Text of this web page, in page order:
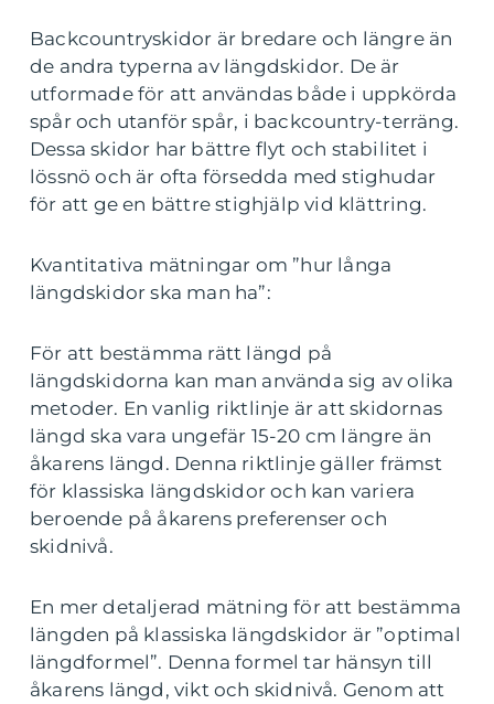
Backcountryskidor är bredare och längre än
de andra typerna av längdskidor. De är
utformade för att användas både i uppkörda
spår och utanför spår, i backcountry-terräng.
Dessa skidor har bättre flyt och stabilitet i
lössnö och är ofta försedda med stighudar
för att ge en bättre stighjälp vid klättring.
Kvantitativa mätningar om ”hur långa
längdskidor ska man ha”:
För att bestämma rätt längd på
längdskidorna kan man använda sig av olika
metoder. En vanlig riktlinje är att skidornas
längd ska vara ungefär 15-20 cm längre än
åkarens längd. Denna riktlinje gäller främst
för klassiska längdskidor och kan variera
beroende på åkarens preferenser och
skidnivå.
En mer detaljerad mätning för att bestämma
längden på klassiska längdskidor är ”optimal
längdformel”. Denna formel tar hänsyn till
åkarens längd, vikt och skidnivå. Genom att